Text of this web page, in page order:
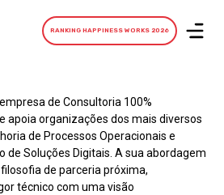
RANKING HAPPINESS WORKS 2026
de Consultoria 100%
apoia organizações dos mais diversos
de Processos Operacionais e
de Soluções Digitais. A sua abordagem
de parceria próxima,
técnico com uma visão